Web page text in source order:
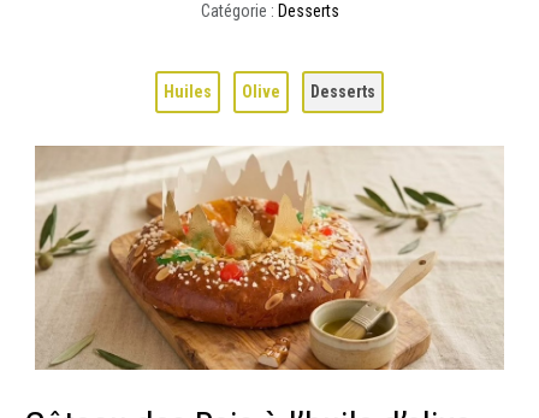
Catégorie : Desserts
Huiles Olive Desserts